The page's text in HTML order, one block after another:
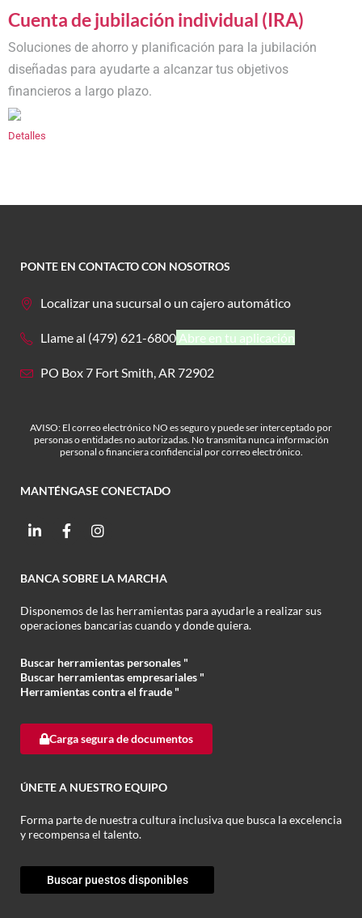
Cuenta de jubilación individual (IRA)
Soluciones de ahorro y planificación para la jubilación
diseñadas para ayudarte a alcanzar tus objetivos
financieros a largo plazo.
Detalles
PONTE EN CONTACTO CON NOSOTROS
Localizar una sucursal o un cajero automático
Llame al (479) 621-6800 Abre en tu aplicación
PO Box 7 Fort Smith, AR 72902
AVISO: El correo electrónico NO es seguro y puede ser interceptado por
personas o entidades no autorizadas. No transmita nunca información
personal o financiera confidencial por correo electrónico.
MANTÉNGASE CONECTADO
BANCA SOBRE LA MARCHA
Disponemos de las herramientas para ayudarle a realizar sus
operaciones bancarias cuando y donde quiera.
Buscar herramientas personales "
Buscar herramientas empresariales "
Herramientas contra el fraude "
Carga segura de documentos
ÚNETE A NUESTRO EQUIPO
Forma parte de nuestra cultura inclusiva que busca la excelencia
y recompensa el talento.
Buscar puestos disponibles